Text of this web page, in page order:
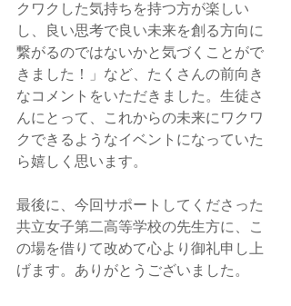
クワクした気持ちを持つ方が楽しい
し、良い思考で良い未来を創る方向に
繋がるのではないかと気づくことがで
きました！」など、たくさんの前向き
なコメントをいただきました。生徒さ
んにとって、これからの未来にワクワ
クできるようなイベントになっていた
ら嬉しく思います。
最後に、今回サポートしてくださった
共立女子第二高等学校の先生方に、こ
の場を借りて改めて心より御礼申し上
げます。ありがとうございました。